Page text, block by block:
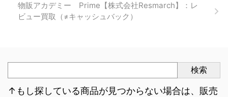
物販アカデミー Prime【株式会社Resmarch】：レ
ビュー買取（≠キャッシュバック）
検索
↑もし探している商品が見つからない場合は、販売